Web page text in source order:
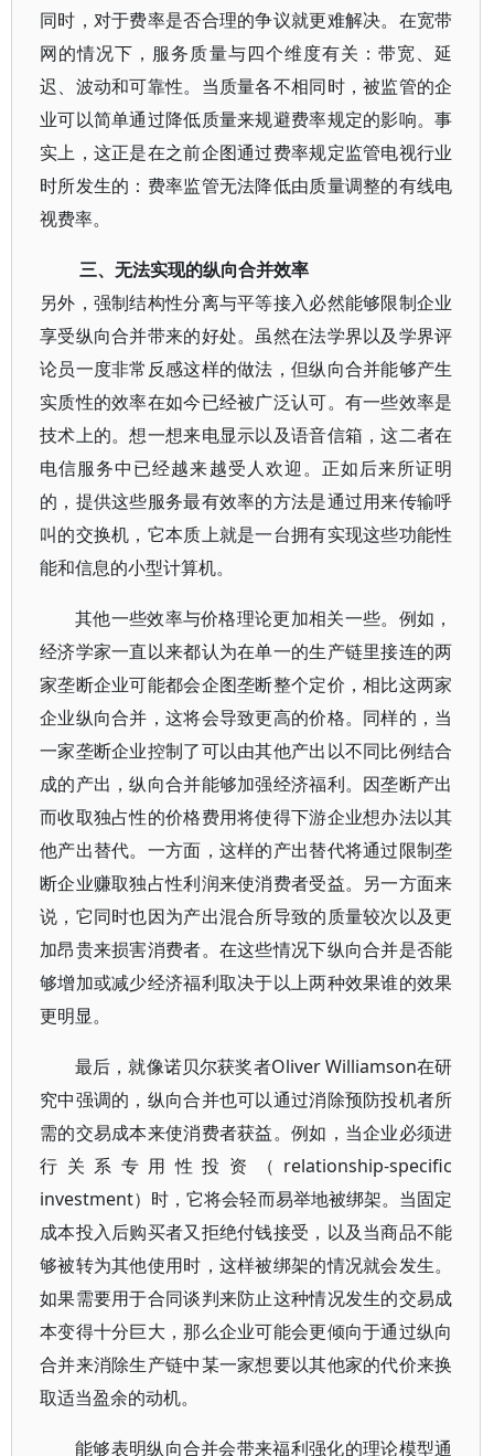
同时，对于费率是否合理的争议就更难解决。在宽带
网的情况下，服务质量与四个维度有关：带宽、延
迟、波动和可靠性。当质量各不相同时，被监管的企
业可以简单通过降低质量来规避费率规定的影响。事
实上，这正是在之前企图通过费率规定监管电视行业
时所发生的：费率监管无法降低由质量调整的有线电
视费率。
三、无法实现的纵向合并效率
另外，强制结构性分离与平等接入必然能够限制企业
享受纵向合并带来的好处。虽然在法学界以及学界评
论员一度非常反感这样的做法，但纵向合并能够产生
实质性的效率在如今已经被广泛认可。有一些效率是
技术上的。想一想来电显示以及语音信箱，这二者在
电信服务中已经越来越受人欢迎。正如后来所证明
的，提供这些服务最有效率的方法是通过用来传输呼
叫的交换机，它本质上就是一台拥有实现这些功能性
能和信息的小型计算机。
其他一些效率与价格理论更加相关一些。例如，
经济学家一直以来都认为在单一的生产链里接连的两
家垄断企业可能都会企图垄断整个定价，相比这两家
企业纵向合并，这将会导致更高的价格。同样的，当
一家垄断企业控制了可以由其他产出以不同比例结合
成的产出，纵向合并能够加强经济福利。因垄断产出
而收取独占性的价格费用将使得下游企业想办法以其
他产出替代。一方面，这样的产出替代将通过限制垄
断企业赚取独占性利润来使消费者受益。另一方面来
说，它同时也因为产出混合所导致的质量较次以及更
加昂贵来损害消费者。在这些情况下纵向合并是否能
够增加或减少经济福利取决于以上两种效果谁的效果
更明显。
最后，就像诺贝尔获奖者Oliver Williamson在研
究中强调的，纵向合并也可以通过消除预防投机者所
需的交易成本来使消费者获益。例如，当企业必须进
行关系专用性投资（relationship-specific
investment）时，它将会轻而易举地被绑架。当固定
成本投入后购买者又拒绝付钱接受，以及当商品不能
够被转为其他使用时，这样被绑架的情况就会发生。
如果需要用于合同谈判来防止这种情况发生的交易成
本变得十分巨大，那么企业可能会更倾向于通过纵向
合并来消除生产链中某一家想要以其他家的代价来换
取适当盈余的动机。
能够表明纵向合并会带来福利强化的理论模型通